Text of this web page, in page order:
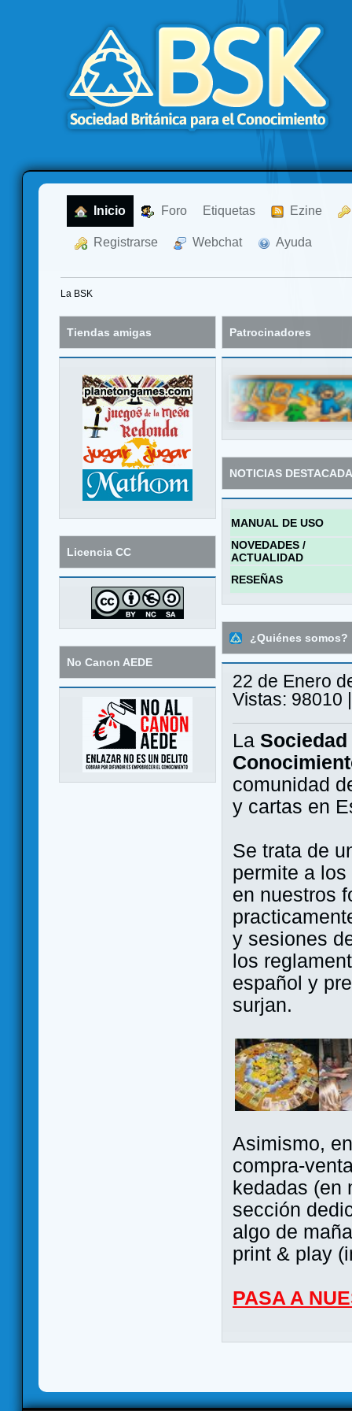
Inicio Foro Etiquetas Ezine
Registrarse Webchat Ayuda
La BSK
Tiendas amigas
Licencia CC
No Canon AEDE
Patrocinadores
NOTICIAS
MANUAL DE USO
NOVEDADES /
ACTUALIDAD
RESEÑAS
¿Quiénes somos?
22 de Enero
Vistas: 98010
La
comunidad
y cartas en
Se trata de
permite a
en nuestros
y sesiones
los
español y
surjan.
Asimismo,
compra-
kedadas (en
sección
algo de
print & play
PASA A